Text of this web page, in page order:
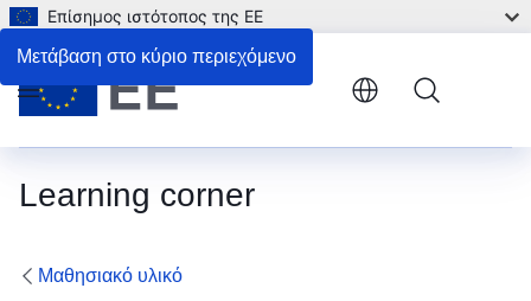
Μετάβαση στο κύριο περιεχόμενο
Επίσημος ιστότοπος της ΕΕ
Learning corner
Menu
Μαθησιακό υλικό